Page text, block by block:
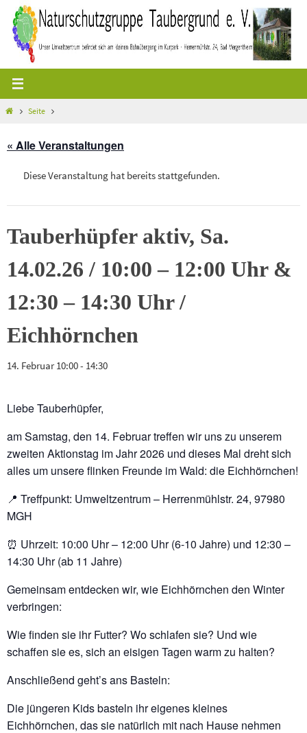
Zum
Inhalt
springen
StartSeite
« Alle Veranstaltungen
Diese Veranstaltung hat bereits stattgefunden.
Tauberhüpfer aktiv, Sa.
14.02.26 / 10:00 – 12:00 Uhr &
12:30 – 14:30 Uhr /
Eichhörnchen
14. Februar 10:00- 14:30
Liebe Tauberhüpfer,
am Samstag, den 14. Februar treffen wir uns zu unserem
zweiten Aktionstag im Jahr 2026 und dieses Mal dreht sich
alles um unsere flinken Freunde im Wald: die Eichhörnchen!
📍 Treffpunkt: Umweltzentrum – Herrenmühlstr. 24, 97980
MGH
⏰ Uhrzeit: 10:00 Uhr – 12:00 Uhr (6-10 Jahre) und 12:30 –
14:30 Uhr (ab 11 Jahre)
Gemeinsam entdecken wir, wie Eichhörnchen den Winter
verbringen:
Wie finden sie ihr Futter? Wo schlafen sie? Und wie
schaffen sie es, sich an eisigen Tagen warm zu halten?
Anschließend geht’s ans Basteln:
Die jüngeren Kids basteln ihr eigenes kleines
Eichhörnchen, das sie natürlich mit nach Hause nehmen